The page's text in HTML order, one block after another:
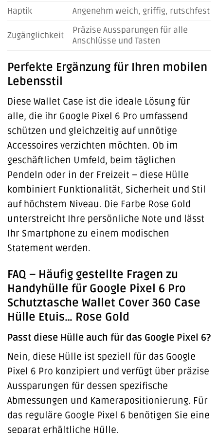
Haptik
Angenehm weich, griffig, rutschfest
Zugänglichkeit
Präzise Aussparungen für alle
Anschlüsse und Tasten
Perfekte Ergänzung für Ihren mobilen
Lebensstil
Diese Wallet Case ist die ideale Lösung für
alle, die ihr Google Pixel 6 Pro umfassend
schützen und gleichzeitig auf unnötige
Accessoires verzichten möchten. Ob im
geschäftlichen Umfeld, beim täglichen
Pendeln oder in der Freizeit – diese Hülle
kombiniert Funktionalität, Sicherheit und Stil
auf höchstem Niveau. Die Farbe Rose Gold
unterstreicht Ihre persönliche Note und lässt
Ihr Smartphone zu einem modischen
Statement werden.
FAQ – Häufig gestellte Fragen zu
Handyhülle für Google Pixel 6 Pro
Schutztasche Wallet Cover 360 Case
Hülle Etuis… Rose Gold
Passt diese Hülle auch für das Google Pixel 6?
Nein, diese Hülle ist speziell für das Google
Pixel 6 Pro konzipiert und verfügt über präzise
Aussparungen für dessen spezifische
Abmessungen und Kamerapositionierung. Für
das reguläre Google Pixel 6 benötigen Sie eine
separat erhältliche Hülle.